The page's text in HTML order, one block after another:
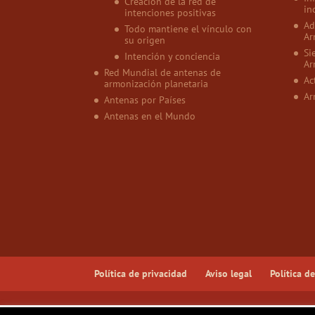
intenciones positivas
Todo mantiene el vínculo con
su origen
Intención y conciencia
Red Mundial de antenas de
armonización planetaria
Antenas por Países
Antenas en el Mundo
Política de privacidad Aviso legal Política